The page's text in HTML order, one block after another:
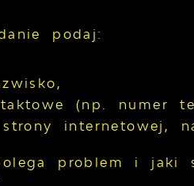
podaj:
(np. numer
strony internetowej,
problem i jaki